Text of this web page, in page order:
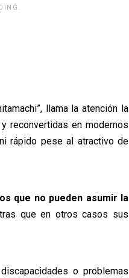
llama la atención la
reconvertidas en modernos
rápido pese al atractivo de
que no pueden asumir la
que en otros casos sus
o problemas